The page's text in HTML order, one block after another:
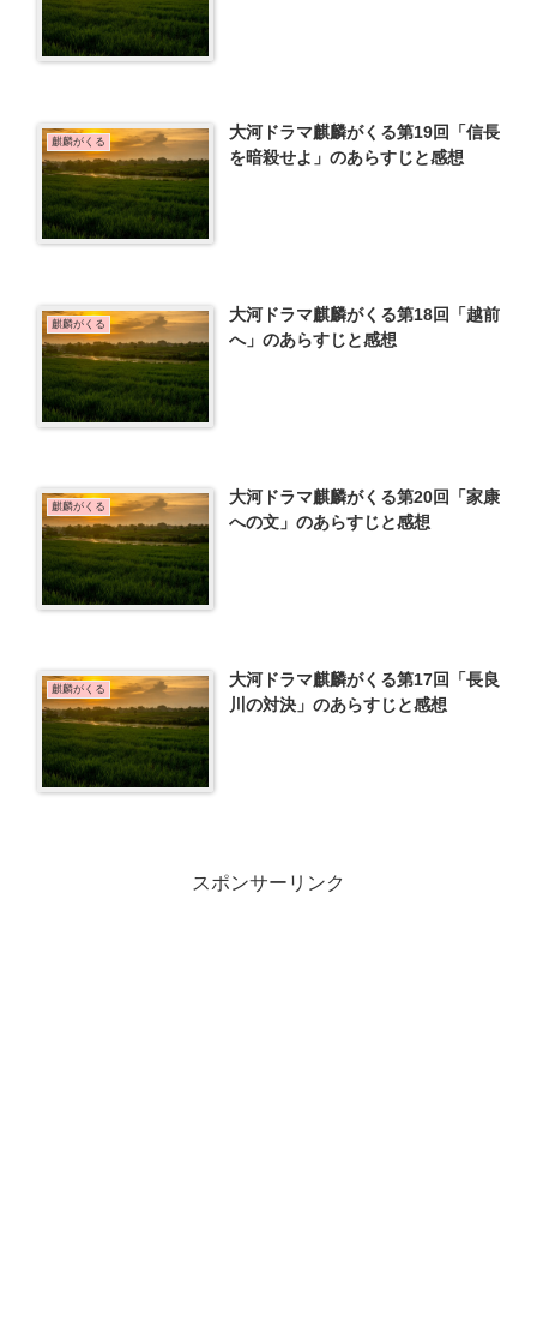
麒麟がくる
大河ドラマ麒麟がくる第19回「信長
を暗殺せよ」のあらすじと感想
麒麟がくる
大河ドラマ麒麟がくる第18回「越前
へ」のあらすじと感想
麒麟がくる
大河ドラマ麒麟がくる第20回「家康
への文」のあらすじと感想
麒麟がくる
大河ドラマ麒麟がくる第17回「長良
川の対決」のあらすじと感想
スポンサーリンク